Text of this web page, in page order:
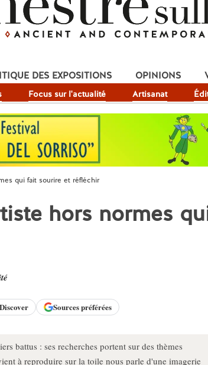
Focus sur l'actualité Artisanat
DES EXPOSITIONS OPINIONS
qui fait sourire et réfléchir
hors normes
Discover Sources préférées
battus : ses recherches portent sur des thèmes
à reproduire sur la toile nous parle d'une imagerie